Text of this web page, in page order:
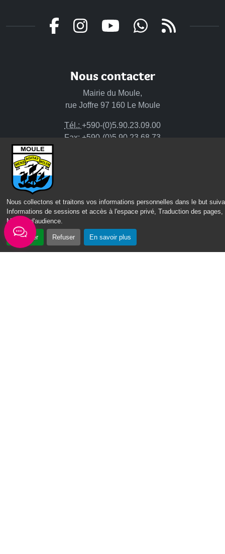
Nous collectons et traitons vos informations personnelles dans le but
Informations de sessions et accès à l'espace privé, Traduction des pages,
Mesure d'audience.
Accepter Refuser En savoir plus
Nous contacter
Mairie du Moule,
rue Joffre 97 160 Le Moule
Tél.: +590-(0)5.90.23.09.00
Fax: +590-(0)5.90.23.68.73
Lundi - mardi - jeudi :
de 8h à 13h et de 14h à 17h
Vendredi : de 8h à 13h